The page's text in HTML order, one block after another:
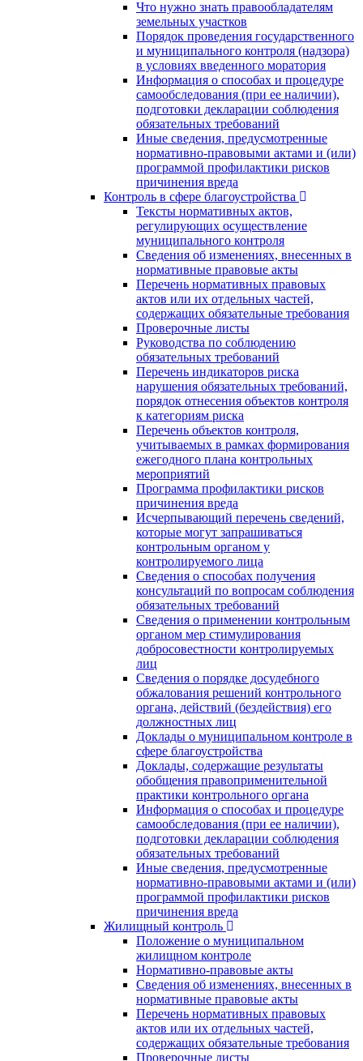
Что нужно знать правообладателям
земельных участков
Порядок проведения государственного
и муниципального контроля (надзора)
в условиях введенного моратория
Информация о способах и процедуре
самообследования (при ее наличии),
подготовки декларации соблюдения
обязательных требований
Иные сведения, предусмотренные
нормативно-правовыми актами и (или)
программой профилактики рисков
причинения вреда
Контроль в сфере благоустройства
Тексты нормативных актов,
регулирующих осуществление
муниципального контроля
Сведения об изменениях, внесенных в
нормативные правовые акты
Перечень нормативных правовых
актов или их отдельных частей,
содержащих обязательные требования
Проверочные листы
Руководства по соблюдению
обязательных требований
Перечень индикаторов риска
нарушения обязательных требований,
порядок отнесения объектов контроля
к категориям риска
Перечень объектов контроля,
учитываемых в рамках формирования
ежегодного плана контрольных
мероприятий
Программа профилактики рисков
причинения вреда
Исчерпывающий перечень сведений,
которые могут запрашиваться
контрольным органом у
контролируемого лица
Сведения о способах получения
консультаций по вопросам соблюдения
обязательных требований
Сведения о применении контрольным
органом мер стимулирования
добросовестности контролируемых
лиц
Сведения о порядке досудебного
обжалования решений контрольного
органа, действий (бездействия) его
должностных лиц
Доклады о муниципальном контроле в
сфере благоустройства
Доклады, содержащие результаты
обобщения правоприменительной
практики контрольного органа
Информация о способах и процедуре
самообследования (при ее наличии),
подготовки декларации соблюдения
обязательных требований
Иные сведения, предусмотренные
нормативно-правовыми актами и (или)
программой профилактики рисков
причинения вреда
Жилищный контроль
Положение о муниципальном
жилищном контроле
Нормативно-правовые акты
Сведения об изменениях, внесенных в
нормативные правовые акты
Перечень нормативных правовых
актов или их отдельных частей,
содержащих обязательные требования
Проверочные листы